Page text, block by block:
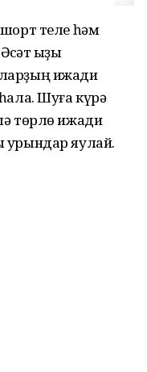
теле һәм
ҡыҙы
ижади
Шуға күрә
төрлө ижади
урындар яулай.